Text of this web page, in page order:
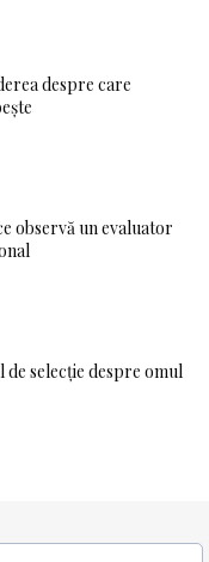
despre care
observă un evaluator
selecție despre omul